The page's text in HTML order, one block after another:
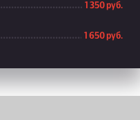
1 350 руб.
1 650 руб.